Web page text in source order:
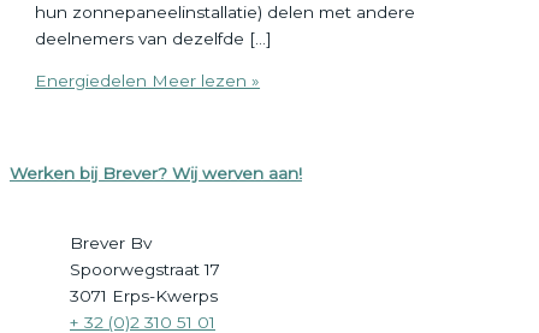
hun zonnepaneelinstallatie) delen met andere
deelnemers van dezelfde […]
Energiedelen Meer lezen »
Werken bij Brever? Wij werven aan!
Brever Bv
Spoorwegstraat 17
3071 Erps-Kwerps
+ 32 (0)2 310 51 01